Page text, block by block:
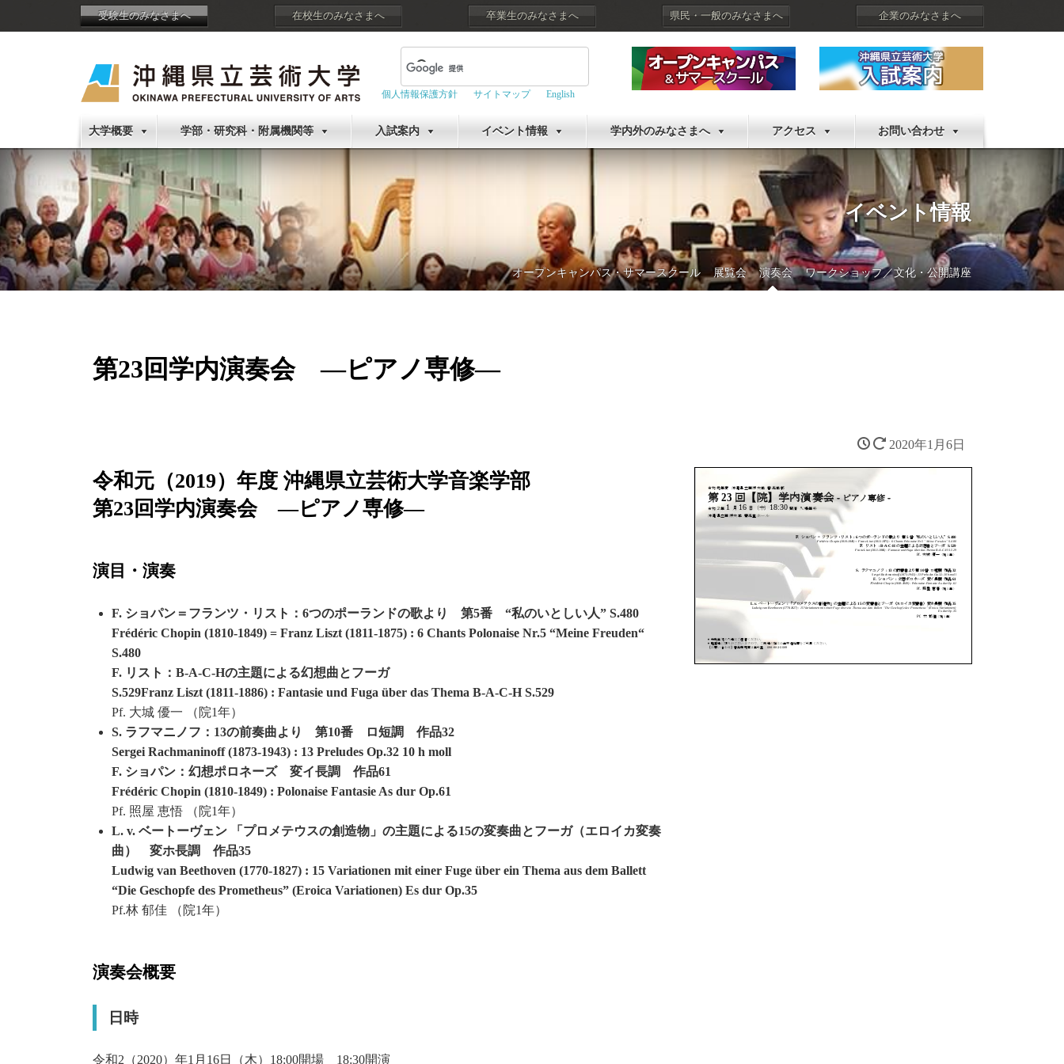
受験生のみなさまへ 在校生のみなさまへ 卒業生のみなさまへ 県民・一般のみなさまへ 企業のみなさまへ
個人情報保護方針 サイトマップ English
大学概要 学部・研究科・附属機関等 入試案内 イベント情報 学内外のみなさまへ アクセス お問い合わせ
イベント情報
オープンキャンパス・サマースクール 展覧会 演奏会 ワークショップ／文化・公開講座
第23回学内演奏会 ―ピアノ専修―
2020年1月6日
令和元（2019）年度 沖縄県立芸術大学音楽学部
第23回学内演奏会 ―ピアノ専修―
演目・演奏
F. ショパン＝フランツ・リスト：6つのポーランドの歌より 第5番 “私のいとしい人” S.480
Frédéric Chopin (1810-1849) = Franz Liszt (1811-1875) : 6 Chants Polonaise Nr.5 “Meine Freuden“
S.480
F. リスト：B-A-C-Hの主題による幻想曲とフーガ
S.529Franz Liszt (1811-1886) : Fantasie und Fuga über das Thema B-A-C-H S.529
Pf. 大城 優一 （院1年）
S. ラフマニノフ：13の前奏曲より 第10番 ロ短調 作品32
Sergei Rachmaninoff (1873-1943) : 13 Preludes Op.32 10 h moll
F. ショパン：幻想ポロネーズ 変イ長調 作品61
Frédéric Chopin (1810-1849) : Polonaise Fantasie As dur Op.61
Pf. 照屋 恵悟 （院1年）
L. v. ベートーヴェン 「プロメテウスの創造物」の主題による15の変奏曲とフーガ（エロイカ変奏
曲） 変ホ長調 作品35
Ludwig van Beethoven (1770-1827) : 15 Variationen mit einer Fuge über ein Thema aus dem Ballett
“Die Geschopfe des Prometheus” (Eroica Variationen) Es dur Op.35
Pf.林 郁佳 （院1年）
演奏会概要
日時
令和2（2020）年1月16日（木）18:00開場 18:30開演